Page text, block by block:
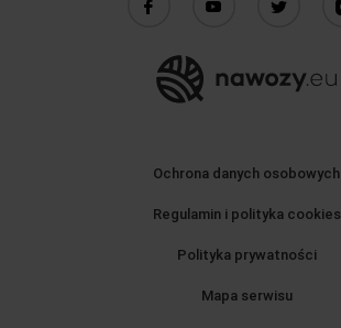
Ochrona danych osobowych
Regulamin i polityka cookies
Polityka prywatności
Mapa serwisu